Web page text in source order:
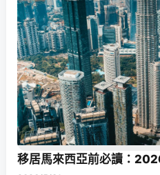
移居馬來西亞前必讀：